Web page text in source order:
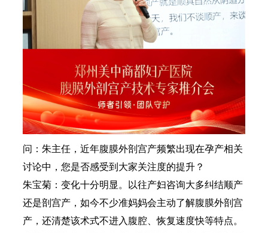
问：朱主任，近年腹膜外剖宫产频繁出现在孕产相关
讨论中，您是否感受到大家关注度的提升？
朱宝菊：变化十分明显。以往产妇咨询大多纠结顺产
还是剖宫产，如今不少准妈妈会主动了解腹膜外剖宫
产，还清楚该术式不进入腹腔、恢复速度快等特点。